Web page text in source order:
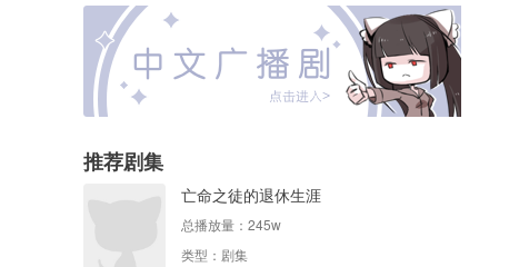
推荐剧集
亡命之徒的退休生涯
总播放量： 245w
类型： 剧集